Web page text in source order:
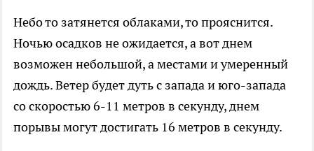
Небо то затянется облаками, то прояснится.
Ночью осадков не ожидается, а вот днем
возможен небольшой, а местами и умеренный
дождь. Ветер будет дуть с запада и юго-запада
со скоростью 6-11 метров в секунду, днем
порывы могут достигать 16 метров в секунду.